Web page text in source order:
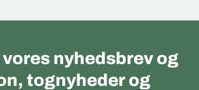
nyhedsbrev og
tognyheder og